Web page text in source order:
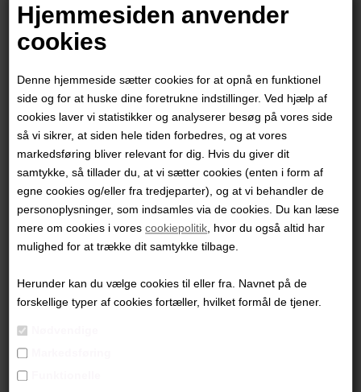
Hjemmesiden anvender
cookies
Denne hjemmeside sætter cookies for at opnå en funktionel
side og for at huske dine foretrukne indstillinger. Ved hjælp af
cookies laver vi statistikker og analyserer besøg på vores side
så vi sikrer, at siden hele tiden forbedres, og at vores
markedsføring bliver relevant for dig. Hvis du giver dit
samtykke, så tillader du, at vi sætter cookies (enten i form af
egne cookies og/eller fra tredjeparter), og at vi behandler de
personoplysninger, som indsamles via de cookies. Du kan læse
mere om cookies i vorescookiepolitik , hvor du også altid har
mulighed for at trække dit samtykke tilbage.
Herunder kan du vælge cookies til eller fra. Navnet på de
forskellige typer af cookies fortæller, hvilket formål de tjener.
Trine Birkenfeldt
1.500,00DKK
"Uden Titel"
30x30 cm.
Ikke indrammet
PRODUKTBESKRIVELSE
PRODUKTINFORMATION